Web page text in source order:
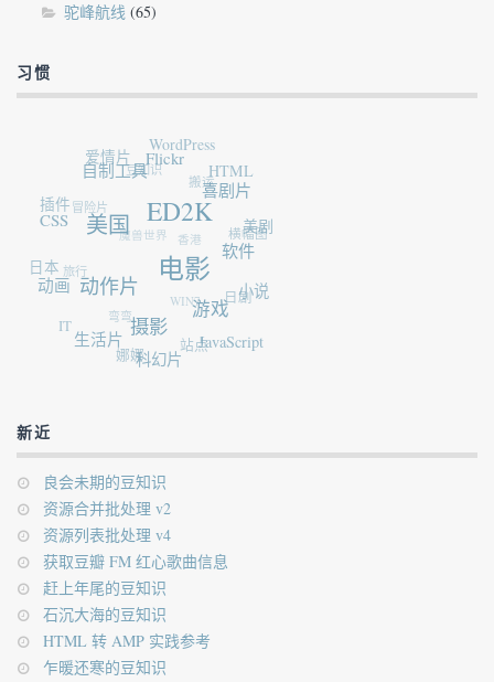
驼峰航线 (65)
习惯
电影
ED2K
美国
动作片
摄影
游戏
软件
喜剧片
Flickr
自制工具
CSS
动画
生活片
科幻片
JavaScript
小说
美剧
HTML
WordPress
爱情片
插件
日本
IT
娜娜 站点
日剧
横幅图
搬运
豆知识
冒险片
旅行
弯弯
WIN7
香港
魔兽世界
新近
良会未期的豆知识
资源合并批处理 v2
资源列表批处理 v4
获取豆瓣 FM 红心歌曲信息
赶上年尾的豆知识
石沉大海的豆知识
HTML 转 AMP 实践参考
乍暖还寒的豆知识